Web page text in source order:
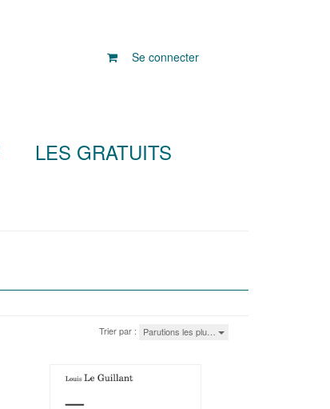
Se connecter
LES GRATUITS
Trier par : Parutions les plu…